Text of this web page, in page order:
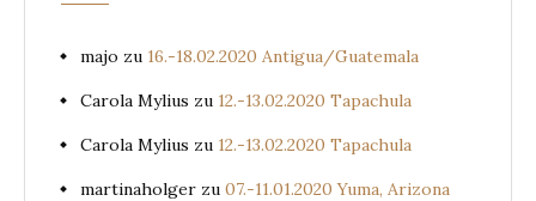
majo zu 16.-18.02.2020 Antigua/Guatemala
Carola Mylius zu 12.-13.02.2020 Tapachula
Carola Mylius zu 12.-13.02.2020 Tapachula
martinaholger zu 07.-11.01.2020 Yuma, Arizona